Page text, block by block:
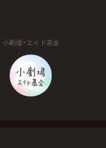
小劇場・エイド基金